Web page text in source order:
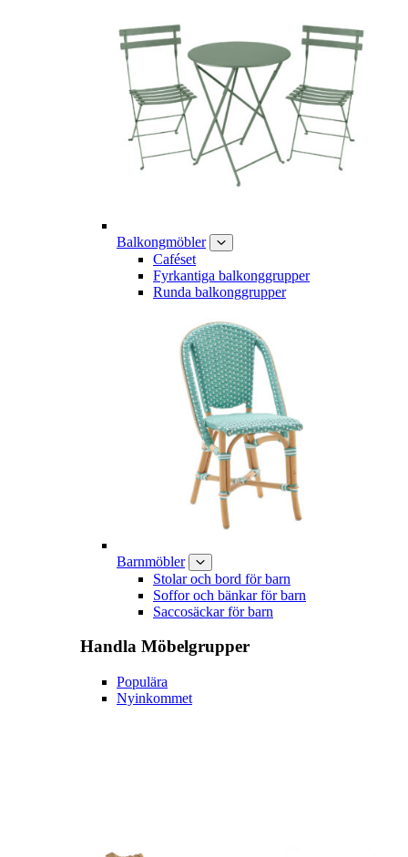
Balkongmöbler
Caféset
Fyrkantiga balkonggrupper
Runda balkonggrupper
Barnmöbler
Stolar och bord för barn
Soffor och bänkar för barn
Saccosäckar för barn
Handla Möbelgrupper
Populära
Nyinkommet